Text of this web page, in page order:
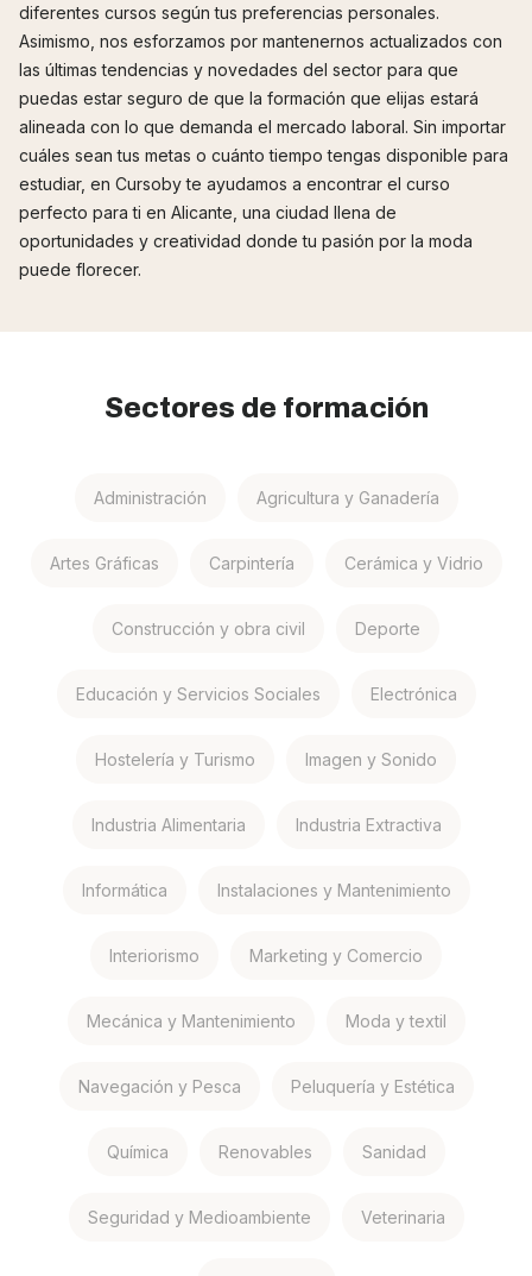
diferentes cursos según tus preferencias personales.
Asimismo, nos esforzamos por mantenernos actualizados con
las últimas tendencias y novedades del sector para que
puedas estar seguro de que la formación que elijas estará
alineada con lo que demanda el mercado laboral. Sin importar
cuáles sean tus metas o cuánto tiempo tengas disponible para
estudiar, en Cursoby te ayudamos a encontrar el curso
perfecto para ti en Alicante, una ciudad llena de
oportunidades y creatividad donde tu pasión por la moda
puede florecer.
Sectores de formación
Administración Agricultura y Ganadería
Artes Gráficas Carpintería Cerámica y Vidrio
Construcción y obra civil Deporte
Educación y Servicios Sociales Electrónica
Hostelería y Turismo Imagen y Sonido
Industria Alimentaria Industria Extractiva
Informática Instalaciones y Mantenimiento
Interiorismo Marketing y Comercio
Mecánica y Mantenimiento Moda y textil
Navegación y Pesca Peluquería y Estética
Química Renovables Sanidad
Seguridad y Medioambiente Veterinaria